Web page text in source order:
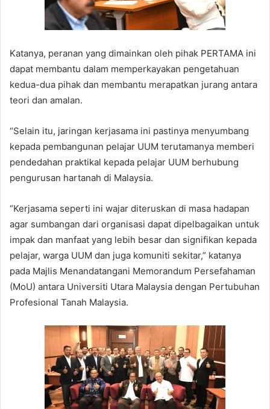
Katanya, peranan yang dimainkan oleh pihak PERTAMA ini
dapat membantu dalam memperkayakan pengetahuan
kedua-dua pihak dan membantu merapatkan jurang antara
teori dan amalan.
“Selain itu, jaringan kerjasama ini pastinya menyumbang
kepada pembangunan pelajar UUM terutamanya memberi
pendedahan praktikal kepada pelajar UUM berhubung
pengurusan hartanah di Malaysia.
“Kerjasama seperti ini wajar diteruskan di masa hadapan
agar sumbangan dari organisasi dapat dipelbagaikan untuk
impak dan manfaat yang lebih besar dan signifikan kepada
pelajar, warga UUM dan juga komuniti sekitar,” katanya
pada Majlis Menandatangani Memorandum Persefahaman
(MoU) antara Universiti Utara Malaysia dengan Pertubuhan
Profesional Tanah Malaysia.